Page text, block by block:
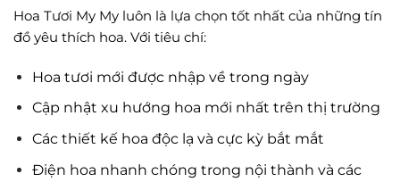
Hoa Tươi My My luôn là lựa chọn tốt nhất của những tín
đồ yêu thích hoa. Với tiêu chí:
Hoa tươi mới được nhập về trong ngày
Cập nhật xu hướng hoa mới nhất trên thị trường
Các thiết kế hoa độc lạ và cực kỳ bắt mắt
Điện hoa nhanh chóng trong nội thành và các